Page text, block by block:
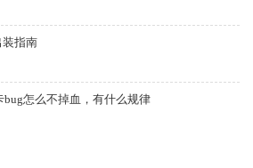
装指南
bug怎么不掉血，有什么规律